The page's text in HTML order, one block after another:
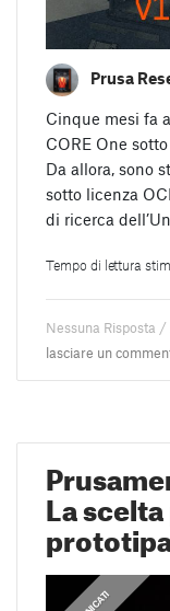
Prusa
Cinque mesi fa
CORE One
Da allora, sono
sotto licenza
di ricerca
Tempo di lettura
Nessuna Risposta /
lasciare un
La